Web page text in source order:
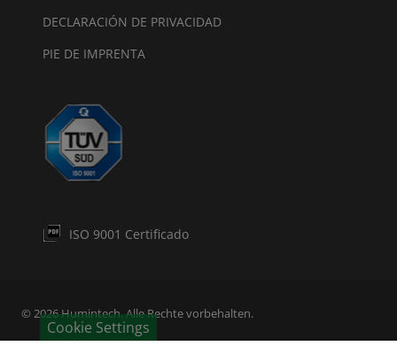
DECLARACIÓN DE PRIVACIDAD
PIE DE IMPRENTA
ISO 9001 Certificado
© 2026 Humintech. Alle Rechte vorbehalten.
Cookie Settings